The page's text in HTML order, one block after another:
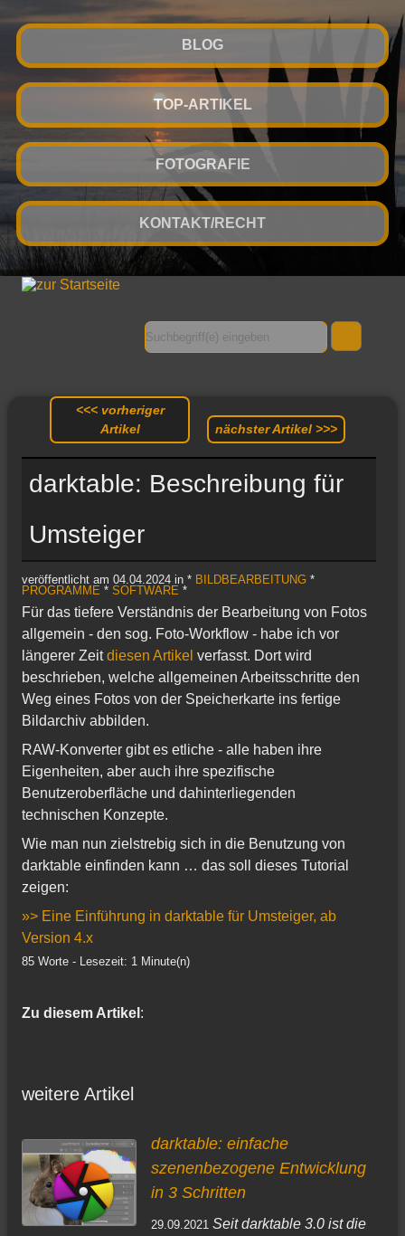
BLOG
TOP-ARTIKEL
FOTOGRAFIE
KONTAKT/RECHT
<<< vorheriger
Artikel
nächster Artikel >>>
darktable: Beschreibung für
Umsteiger
veröffentlicht am 04.04.2024 in * BILDBEARBEITUNG *
PROGRAMME * SOFTWARE *
Für das tiefere Verständnis der Bearbeitung von Fotos
allgemein - den sog. Foto-Workflow - habe ich vor
längerer Zeitdiesen Artikel verfasst. Dort wird
beschrieben, welche allgemeinen Arbeitsschritte den
Weg eines Fotos von der Speicherkarte ins fertige
Bildarchiv abbilden.
RAW-Konverter gibt es etliche - alle haben ihre
Eigenheiten, aber auch ihre spezifische
Benutzeroberfläche und dahinterliegenden
technischen Konzepte.
Wie man nun zielstrebig sich in die Benutzung von
darktable einfinden kann … das soll dieses Tutorial
zeigen:
»> Eine Einführung in darktable für Umsteiger, ab
Version 4.x
85 Worte - Lesezeit: 1 Minute(n)
Zu diesem Artikel :
weitere Artikel
darktable: einfache
szenenbezogene Entwicklung
in 3 Schritten
29.09.2021 Seit darktable 3.0 ist die